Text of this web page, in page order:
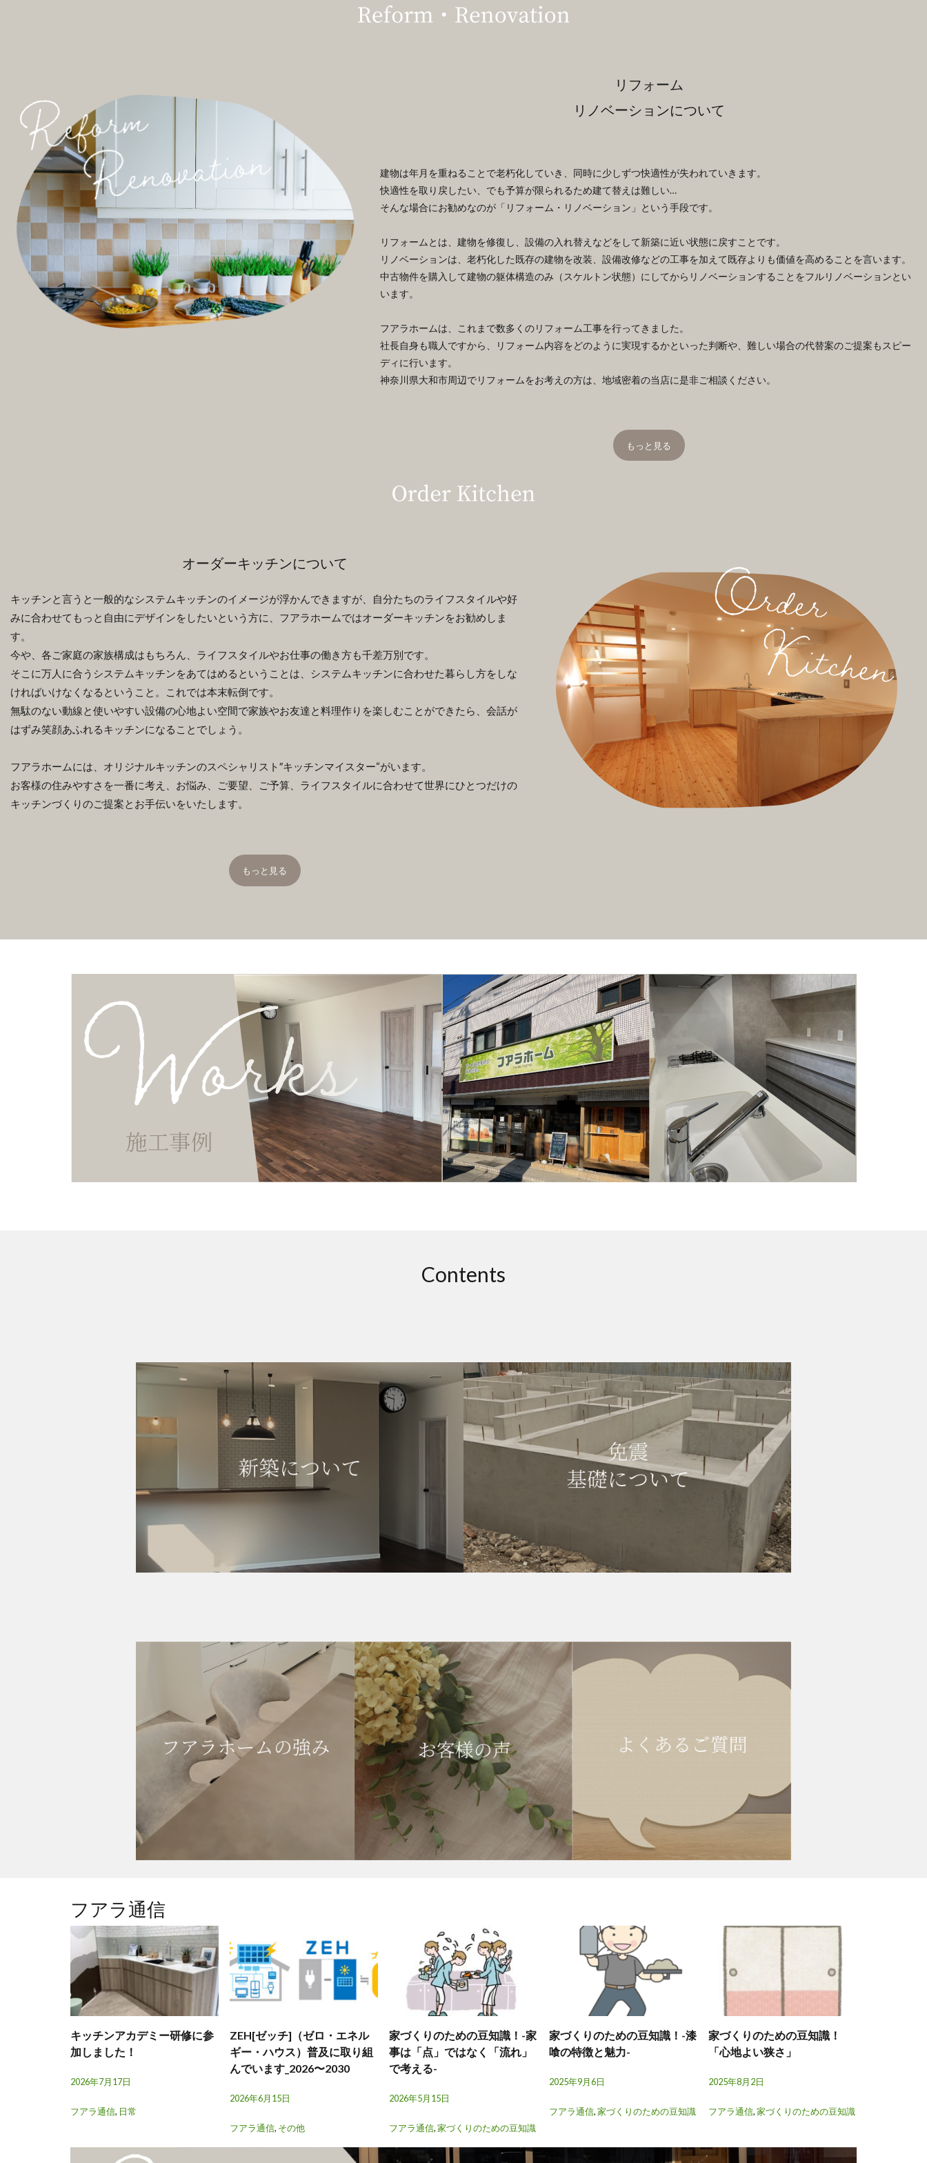
リフォーム
リノベーションについて
建物は年月を重ねることで老朽化していき、同時に少しずつ快適性が失われていきます。
快適性を取り戻したい、でも予算が限られるため建て替えは難しい…
そんな場合にお勧めなのが「リフォーム・リノベーション」という手段です。
リフォームとは、建物を修復し、設備の入れ替えなどをして新築に近い状態に戻すことです。
リノベーションは、老朽化した既存の建物を改装、設備改修などの工事を加えて既存よりも価値を高めることを言います。
中古物件を購入して建物の躯体構造のみ（スケルトン状態）にしてからリノベーションすることをフルリノベーションとい
います。
フアラホームは、これまで数多くのリフォーム工事を行ってきました。
社長自身も職人ですから、リフォーム内容をどのように実現するかといった判断や、難しい場合の代替案のご提案もスピー
ディに行います。
神奈川県大和市周辺でリフォームをお考えの方は、地域密着の当店に是非ご相談ください。
もっと見る
オーダーキッチンについて
キッチンと言うと一般的なシステムキッチンのイメージが浮かんできますが、自分たちのライフスタイルや好
みに合わせてもっと自由にデザインをしたいという方に、フアラホームではオーダーキッチンをお勧めしま
す。
今や、各ご家庭の家族構成はもちろん、ライフスタイルやお仕事の働き方も千差万別です。
そこに万人に合うシステムキッチンをあてはめるということは、システムキッチンに合わせた暮らし方をしな
ければいけなくなるということ。これでは本末転倒です。
無駄のない動線と使いやすい設備の心地よい空間で家族やお友達と料理作りを楽しむことができたら、会話が
はずみ笑顔あふれるキッチンになることでしょう。
フアラホームには、オリジナルキッチンのスペシャリスト″キッチンマイスター“がいます。
お客様の住みやすさを一番に考え、お悩み、ご要望、ご予算、ライフスタイルに合わせて世界にひとつだけの
キッチンづくりのご提案とお手伝いをいたします。
もっと見る
Contents
フアラ通信
キッチンアカデミー研修に参
加しました！
2026年7月17日
フアラ通信, 日常
ZEH[ゼッチ]（ゼロ・エネル
ギー・ハウス）普及に取り組
んでいます_2026〜2030
2026年6月15日
フアラ通信, その他
家づくりのための豆知識！-家
事は「点」ではなく「流れ」
で考える-
2026年5月15日
フアラ通信,家づくりのための豆知識
家づくりのための豆知識！-漆
喰の特徴と魅力-
2025年9月6日
フアラ通信,家づくりのための豆知識
家づくりのための豆知識！
「心地よい狭さ」
2025年8月2日
フアラ通信,家づくりのための豆知識